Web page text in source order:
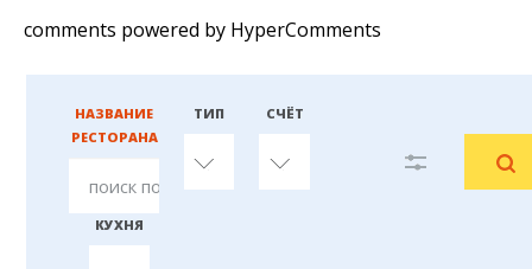
comments powered by HyperComments
НАЗВАНИЕ
РЕСТОРАНА
ТИП
любой
СЧЁТ
любой
КУХНЯ